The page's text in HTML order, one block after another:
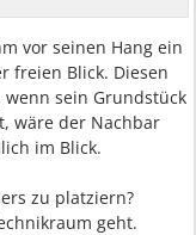
vor seinen Hang ein
freien Blick. Diesen
sein Grundstück
wäre der Nachbar
im Blick.
zu platziern?
geht.